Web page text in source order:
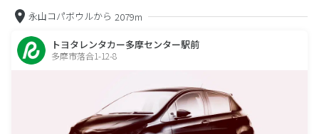
永山コパボウルから 2079m
トヨタレンタカー多摩センター駅前
多摩市落合1-12-8